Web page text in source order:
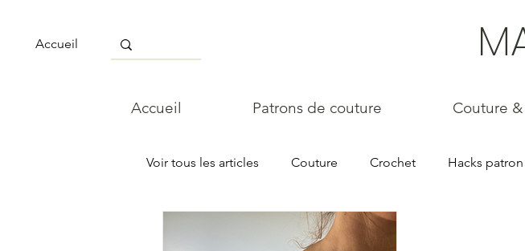
Accueil
Accueil Patrons de couture Couture
Voir tous les articles Couture Crochet Hacks